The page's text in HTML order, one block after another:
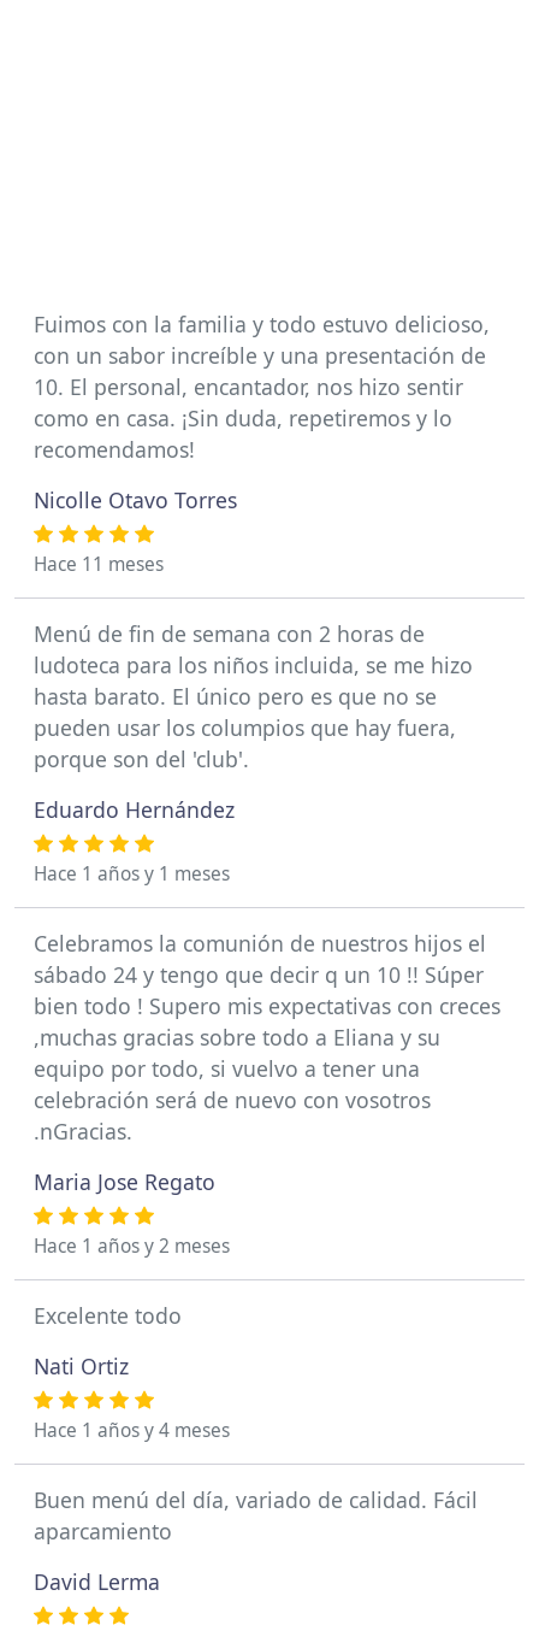
Fuimos con la familia y todo estuvo delicioso,
con un sabor increíble y una presentación de
10. El personal, encantador, nos hizo sentir
como en casa. ¡Sin duda, repetiremos y lo
recomendamos!
Nicolle Otavo Torres
Hace 11 meses
Menú de fin de semana con 2 horas de
ludoteca para los niños incluida, se me hizo
hasta barato. El único pero es que no se
pueden usar los columpios que hay fuera,
porque son del 'club'.
Eduardo Hernández
Hace 1 años y 1 meses
Celebramos la comunión de nuestros hijos el
sábado 24 y tengo que decir q un 10 !! Súper
bien todo ! Supero mis expectativas con creces
,muchas gracias sobre todo a Eliana y su
equipo por todo, si vuelvo a tener una
celebración será de nuevo con vosotros
.nGracias.
Maria Jose Regato
Hace 1 años y 2 meses
Excelente todo
Nati Ortiz
Hace 1 años y 4 meses
Buen menú del día, variado de calidad. Fácil
aparcamiento
David Lerma